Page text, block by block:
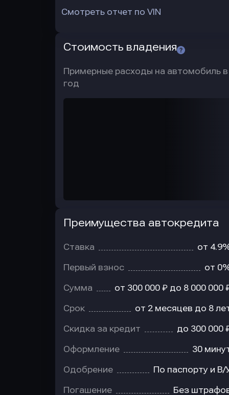
Смотреть отчет по VIN
Стоимость владения
Примерные расходы на автомобиль в
год
Преимущества автокредита
Ставка от
Первый взнос от
Сумма от 300 000 ₽ до 8 000 000
Срок от 2 месяцев до 8
Скидка за кредит до 300 000
Оформление 30
Одобрение По паспорту и В/
Погашение Без